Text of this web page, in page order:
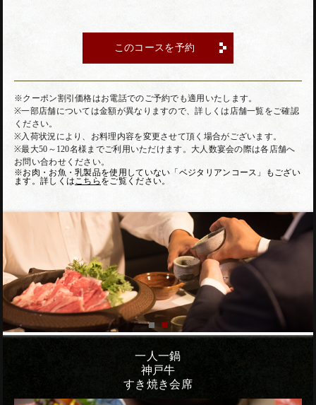
このコースを予約
※クーポン割引価格はお電話でのご予約でも適用いたします。
※一部店舗については金額が異なりますので、詳しくは店舗一覧をご確認
ください。
※入荷状況により、お料理内容を変更させて頂く場合がございます。
※最大50～120名様までご利用いただけます。大人数宴会の際は各店舗へ
お問い合わせください。
※お肉・お魚・乳製品を使用していない「ベジタリアンコース」もござい
ます。詳しくは こちら をご覧ください。
一人一鍋
神戸牛
すき焼き会席